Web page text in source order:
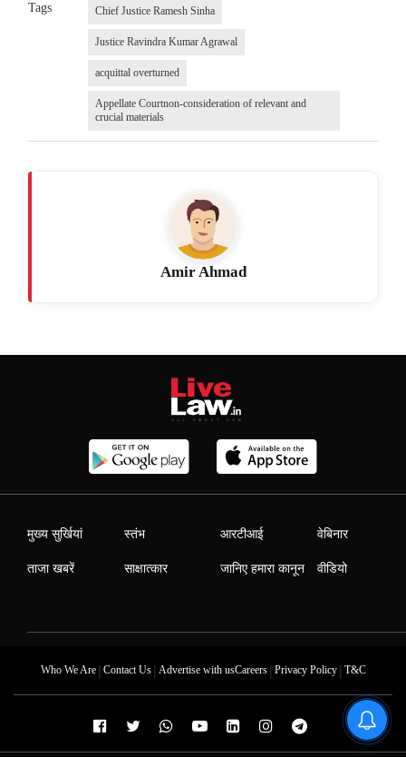
Tags Chief Justice Ramesh Sinha
Justice Ravindra Kumar Agrawal
acquittal overturned
Appellate Courtnon-consideration of relevant and
crucial materials
Amir Ahmad
मुख्य सुर्खियां
ताजा खबरें
स्तंभ
साक्षात्कार
आरटीआई
जानिए हमारा कानून
वेबिनार
वीडियो
Who We Are| Contact Us| Advertise with usCareers| Privacy Policy| T&C